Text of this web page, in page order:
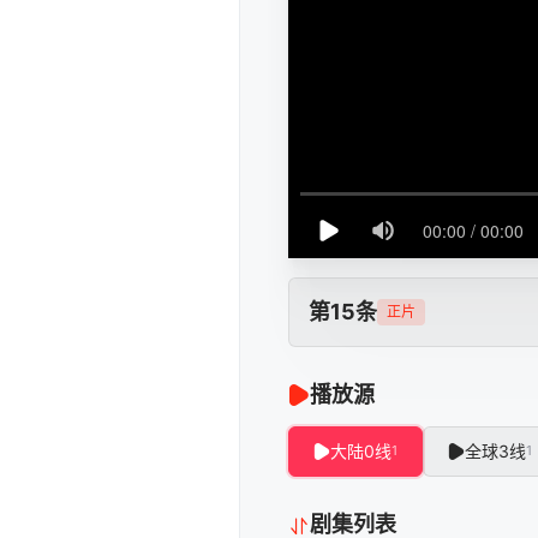
第15条 正片
播放源
大陆0线1 全球3线1
剧集列表